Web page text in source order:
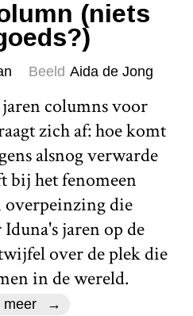
(niets
Beeld Aida de Jong
columns voor
zich af: hoe komt
alsnog verwarde
bij het fenomeen
overpeinzing die
jaren op de
over de plek die
in de wereld.
meer